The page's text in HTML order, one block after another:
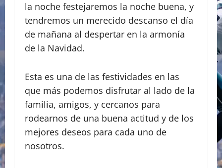
la noche festejaremos la noche buena, y
tendremos un merecido descanso el día
de mañana al despertar en la armonía
de la Navidad.
Esta es una de las festividades en las
que más podemos disfrutar al lado de la
familia, amigos, y cercanos para
rodearnos de una buena actitud y de los
mejores deseos para cada uno de
nosotros.